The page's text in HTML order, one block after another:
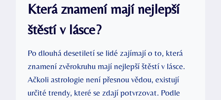
Která ‍znamení mají nejlepší
štěstí v lásce?
Po dlouhá desetiletí se lidé ⁣zajímají o to, která
⁢znamení ⁣zvěrokruhu mají nejlepší​ štěstí ⁤v lásce.
Ačkoli⁢ astrologie ⁢není přesnou vědou, existují
určité ‍trendy,⁢ které se‍ zdají potvrzovat. Podle ​